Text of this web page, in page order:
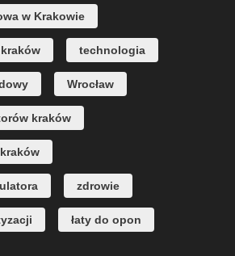
w Krakowie
technologia
Wrocław
kraków
zdrowie
łaty do opon